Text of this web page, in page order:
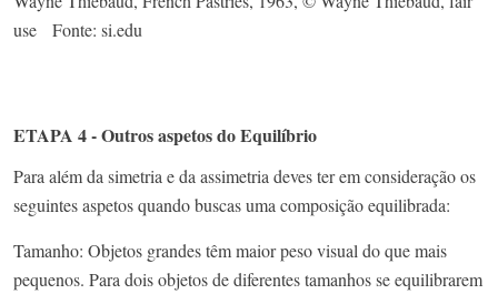
use Fonte: si.edu
ETAPA 4 - Outros aspetos do Equilíbrio
Para além da simetria e da assimetria deves ter em consideração os
seguintes aspetos quando buscas uma composição equilibrada:
Tamanho: Objetos grandes têm maior peso visual do que mais
pequenos. Para dois objetos de diferentes tamanhos se equilibrarem